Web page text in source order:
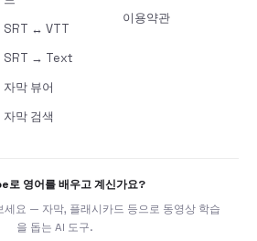
SRT ↔ VTT
SRT → Text
자막 뷰어
자막 검색
이용약관
로 영어를 배우고 계신가요?
세요 — 자막, 플래시카드 등으로 동영상 학습
을 돕는 AI 도구.